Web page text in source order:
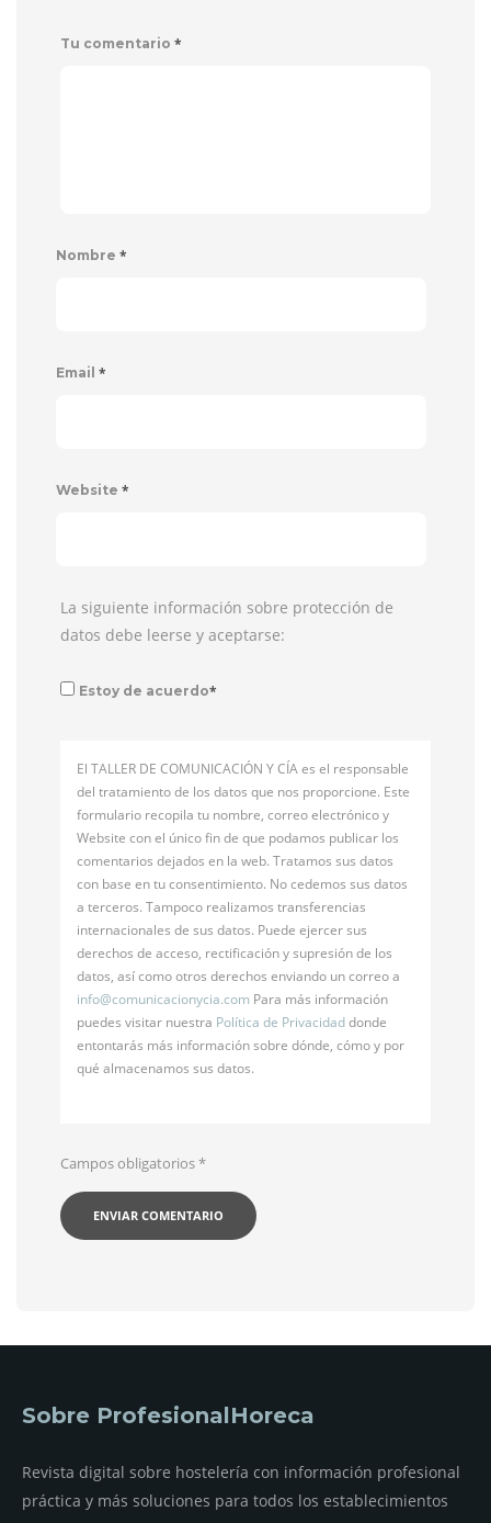
Tu comentario *
Nombre *
Email *
Website *
La siguiente información sobre protección de
datos debe leerse y aceptarse:
Estoy de acuerdo*
El TALLER DE COMUNICACIÓN Y CÍA es el responsable
del tratamiento de los datos que nos proporcione. Este
formulario recopila tu nombre, correo electrónico y
Website con el único fin de que podamos publicar los
comentarios dejados en la web. Tratamos sus datos
con base en tu consentimiento. No cedemos sus datos
a terceros. Tampoco realizamos transferencias
internacionales de sus datos. Puede ejercer sus
derechos de acceso, rectificación y supresión de los
datos, así como otros derechos enviando un correo a
info@comunicacionycia.com Para más información
puedes visitar nuestra Política de Privacidaddonde
entontarás más información sobre dónde, cómo y por
qué almacenamos sus datos.
Campos obligatorios*
Sobre ProfesionalHoreca
Revista digital sobre hostelería con información profesional
práctica y más soluciones para todos los establecimientos